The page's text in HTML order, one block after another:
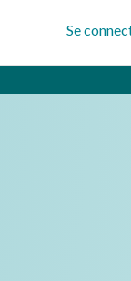
Se